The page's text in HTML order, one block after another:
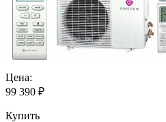
Цена:
99 390 ₽
Купить